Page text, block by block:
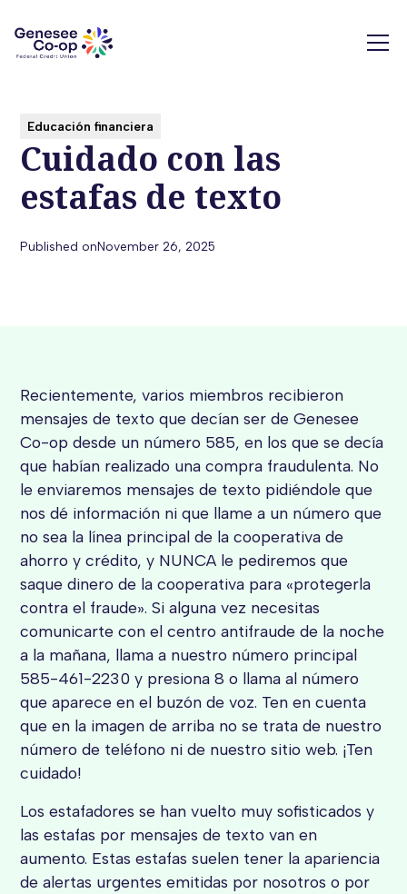
Educación financiera
Cuidado con las
estafas de texto
Published onNovember 26, 2025
Recientemente, varios miembros recibieron
mensajes de texto que decían ser de Genesee
Co-op desde un número 585, en los que se decía
que habían realizado una compra fraudulenta. No
le enviaremos mensajes de texto pidiéndole que
nos dé información ni que llame a un número que
no sea la línea principal de la cooperativa de
ahorro y crédito, y NUNCA le pediremos que
saque dinero de la cooperativa para «protegerla
contra el fraude». Si alguna vez necesitas
comunicarte con el centro antifraude de la noche
a la mañana, llama a nuestro número principal
585-461-2230 y presiona 8 o llama al número
que aparece en el buzón de voz. Ten en cuenta
que en la imagen de arriba no se trata de nuestro
número de teléfono ni de nuestro sitio web. ¡Ten
cuidado!
Los estafadores se han vuelto muy sofisticados y
las estafas por mensajes de texto van en
aumento. Estas estafas suelen tener la apariencia
de alertas urgentes emitidas por nosotros o por